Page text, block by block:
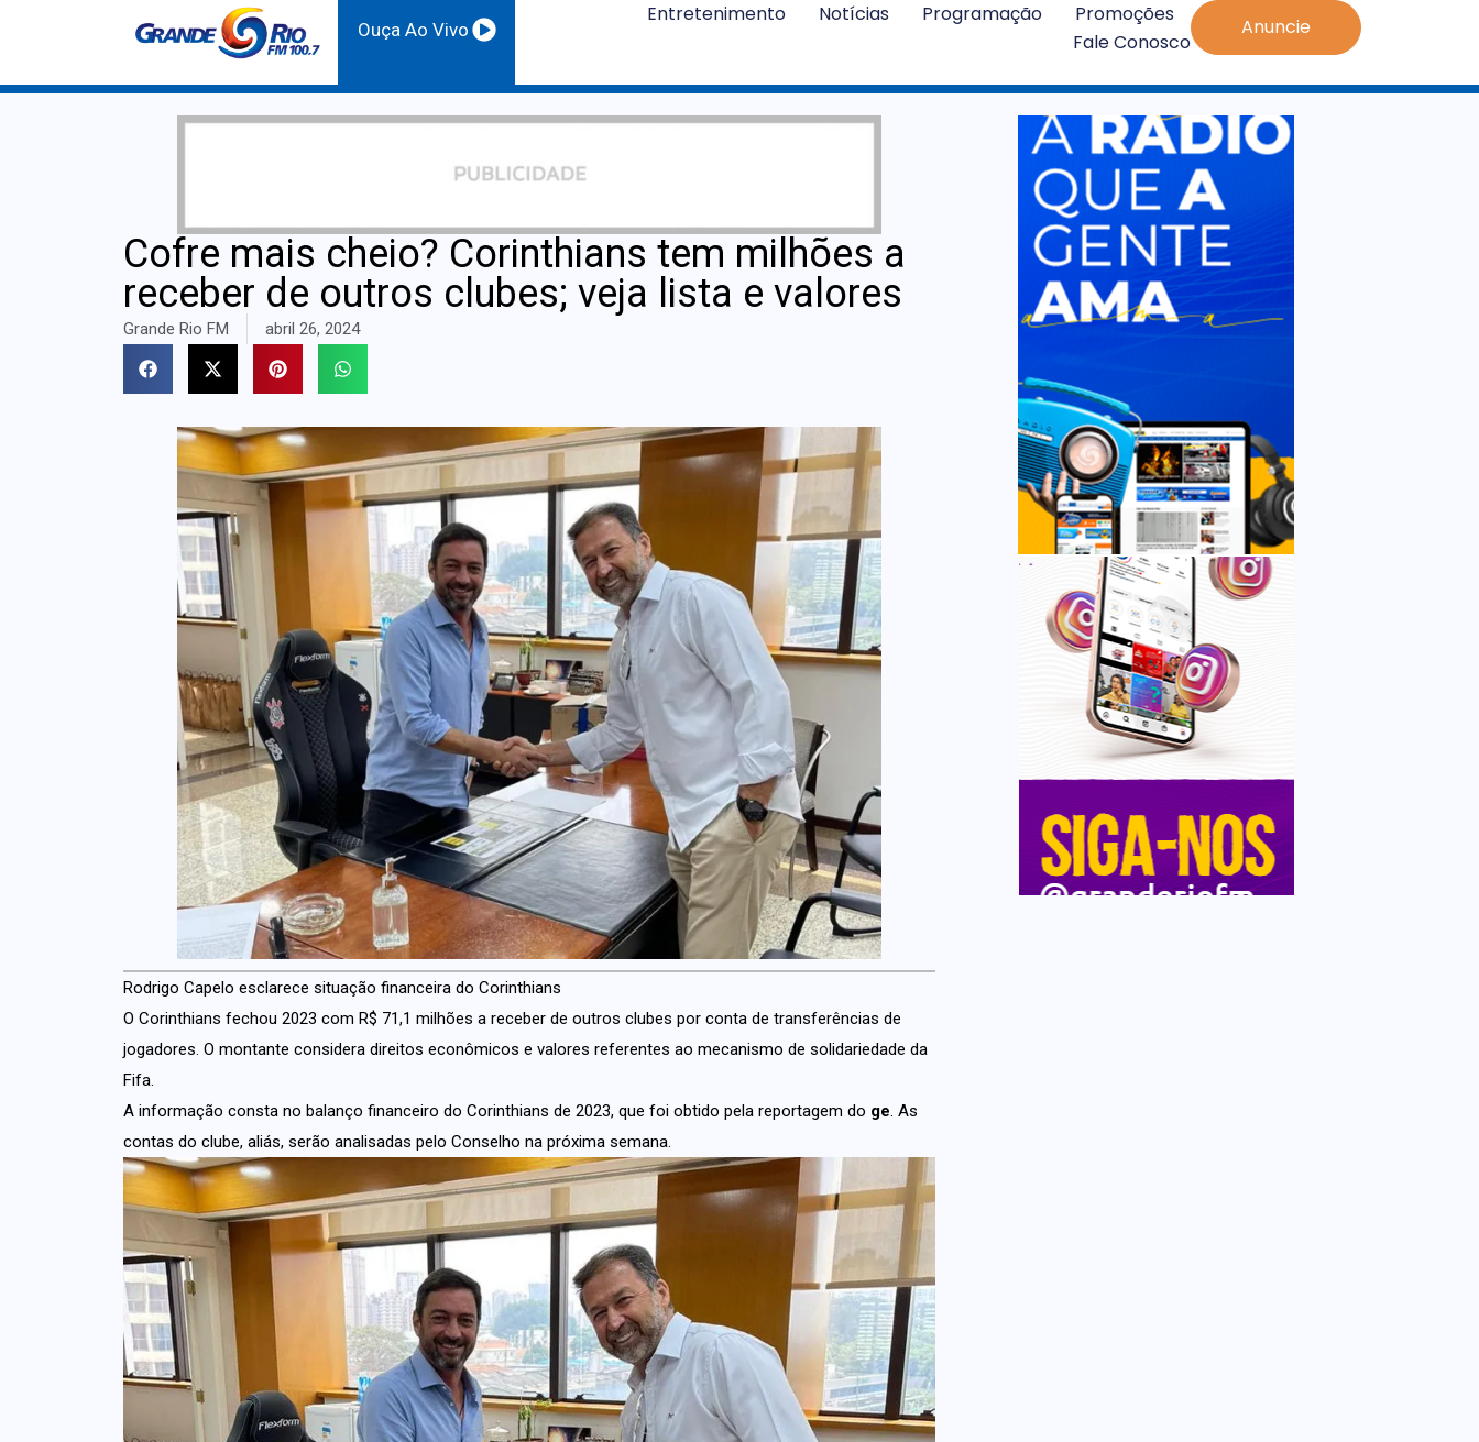
Ouça Ao Vivo
Entretenimento Notícias Programação
Promoções
Fale Conosco
Anuncie
Cofre mais cheio? Corinthians tem milhões a
receber de outros clubes; veja lista e valores
Grande Rio FM abril 26, 2024
Rodrigo Capelo esclarece situação financeira do Corinthians
O Corinthians fechou 2023 com R$ 71,1 milhões a receber de outros clubes por conta de transferências de
jogadores. O montante considera direitos econômicos e valores referentes ao mecanismo de solidariedade da
Fifa.
A informação consta no balanço financeiro do Corinthians de 2023, que foi obtido pela reportagem do ge. As
contas do clube, aliás, serão analisadas pelo Conselho na próxima semana.